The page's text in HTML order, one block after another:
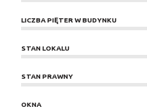
LICZBA PIĘTER W BUDYNKU
STAN LOKALU
STAN PRAWNY
OKNA